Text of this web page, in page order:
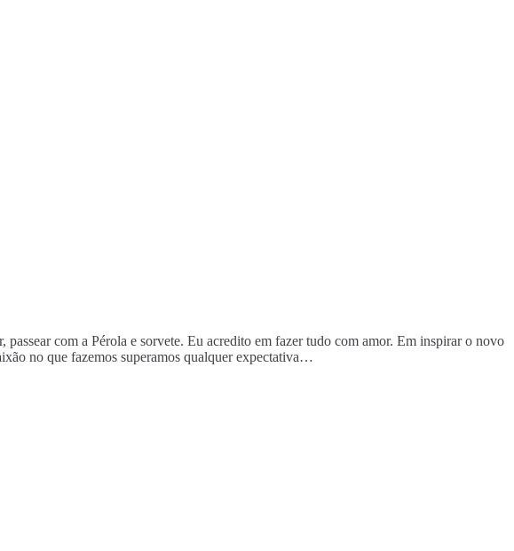
com a Pérola e sorvete. Eu acredito em fazer tudo com amor. Em inspirar o novo
no que fazemos superamos qualquer expectativa…